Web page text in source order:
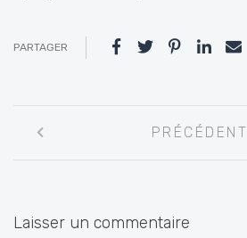
PARTAGER
entre
PRÉCÉDENT
Laisser un commentaire